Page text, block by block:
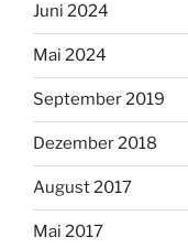
Juni 2024
Mai 2024
September 2019
Dezember 2018
August 2017
Mai 2017